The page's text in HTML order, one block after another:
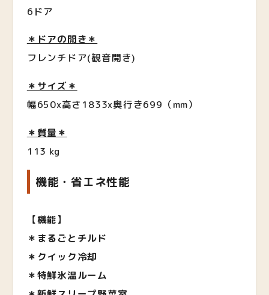
6ドア
＊ドアの開き＊
フレンチドア(観音開き)
＊サイズ＊
幅650x高さ1833x奥行き699（mm）
＊質量＊
113 kg
機能・省エネ性能
【機能】
＊まるごとチルド
＊クイック冷却
＊特鮮氷温ルーム